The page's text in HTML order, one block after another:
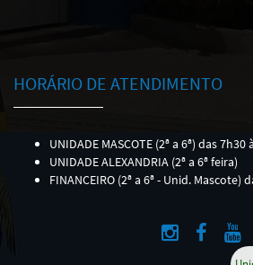
HORÁRIO DE ATENDIMENTO
UNIDADE MASCOTE (2ª a 6ª) das 7h30
UNIDADE ALEXANDRIA (2ª a 6ª feira)
FINANCEIRO (2ª a 6ª - Unid. Mascote)